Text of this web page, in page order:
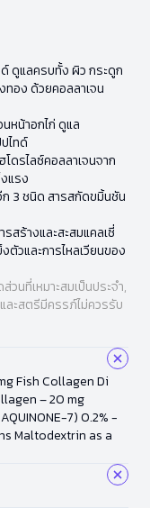
ดูแลครบทั้ง ผิว กระดูก
ทอง ด้วยคอลลาเจน
หน้าอกไก่ ดูแล
ไทด์
ดรไลซ์คอลลาเจนจาก
แรง
3 ชนิด สารสกัดขมิ้นชัน
สร้างและสะสมแคลเซี่
ตัวและการไหลเวียนของ
นที่เหมาะสมเป็นประจำ,
ละสตรีมีครรภ์ไม่ควรรับ
Fish Collagen Di
– 20 mg
7) 0.2% -
Maltodextrin as a